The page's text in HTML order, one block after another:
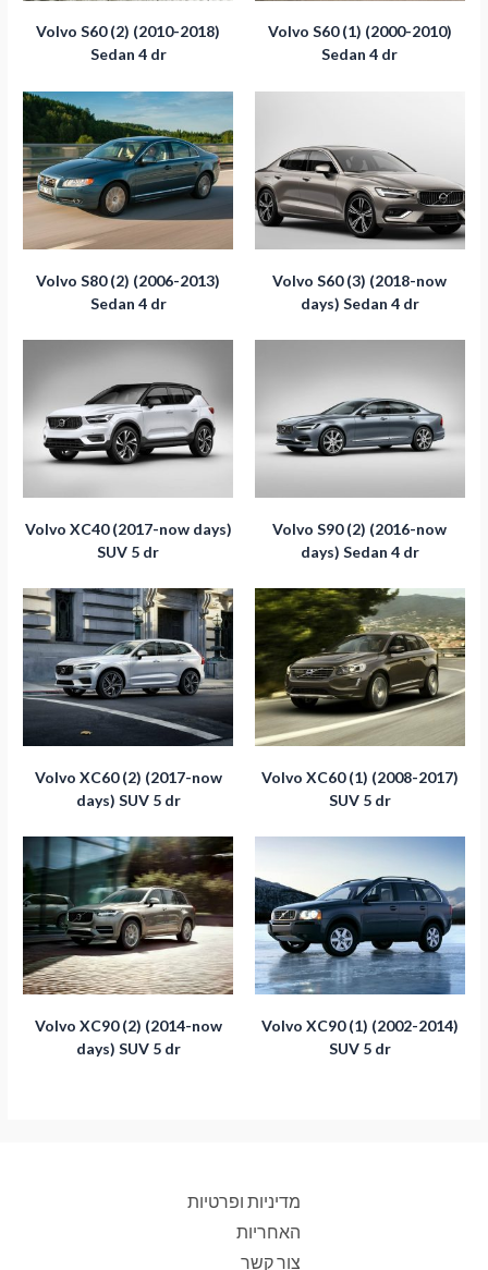
Volvo S60 (1) (2000-2010)
Sedan 4 dr
Volvo S60 (2) (2010-2018)
Sedan 4 dr
Volvo S60 (3) (2018-now
days) Sedan 4 dr
Volvo S80 (2) (2006-2013)
Sedan 4 dr
Volvo S90 (2) (2016-now
days) Sedan 4 dr
Volvo XC40 (2017-now days)
SUV 5 dr
Volvo XC60 (1) (2008-2017)
SUV 5 dr
Volvo XC60 (2) (2017-now
days) SUV 5 dr
Volvo XC90 (1) (2002-2014)
SUV 5 dr
Volvo XC90 (2) (2014-now
days) SUV 5 dr
מדיניות ופרטיות
האחריות
צור קשר